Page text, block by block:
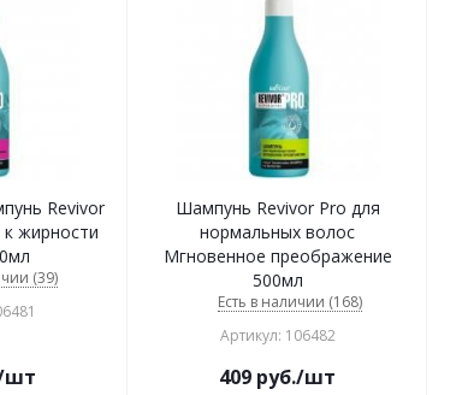
Revivor
к жирности
(39)
Шампунь Revivor Pro для
нормальных волос
Мгновенное преображение
500мл
Есть в наличии (168)
Артикул: 106482
409 руб./шт